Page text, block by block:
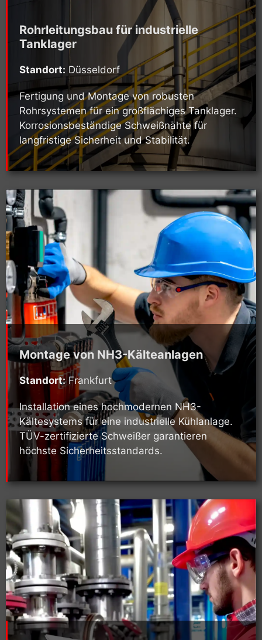
Rohrleitungsbau für industrielle
Tanklager
Standort: Düsseldorf
Fertigung und Montage von robusten
Rohrsystemen für ein großflächiges Tanklager.
Korrosionsbeständige Schweißnähte für
langfristige Sicherheit und Stabilität.
Montage von NH3-Kälteanlagen
Standort:Frankfurt
Installation eines hochmodernen NH3-
Kältesystems für eine industrielle Kühlanlage.
TÜV-zertifizierte Schweißer garantieren
höchste Sicherheitsstandards.